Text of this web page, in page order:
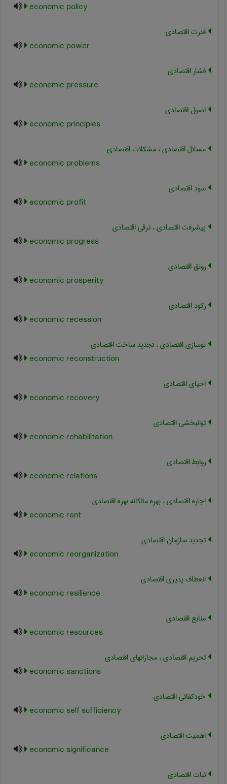
economic policy
قدرت اقتصادی
economic power
فشار اقتصادی
economic pressure
اصول اقتصادی
economic principles
مسائل اقتصادی ، مشکلات اقتصادی
economic problems
سود اقتصادی
economic profit
پیشرفت اقتصادی ، ترقی اقتصادی
economic progress
رونق اقتصادی
economic prosperity
رکود اقتصادی
economic recession
نوسازی اقتصادی ، تجدید ساخت اقتصادی
economic reconstruction
احیای اقتصادی
economic recovery
توانبخشی اقتصادی
economic rehabilitation
روابط اقتصادی
economic relations
اجاره اقتصادی ، بهره مالکانه بهره اقتصادی
economic rent
تجدید سازمان اقتصادی
economic reorganization
انعطاف پذیری اقتصادی
economic resilience
منابع اقتصادی
economic resources
تحریم اقتصادی ، مجازاتهای اقتصادی
economic sanctions
خودکفائی اقتصادی
economic self sufficiency
اهمیت اقتصادی
economic significance
ثبات اقتصادی